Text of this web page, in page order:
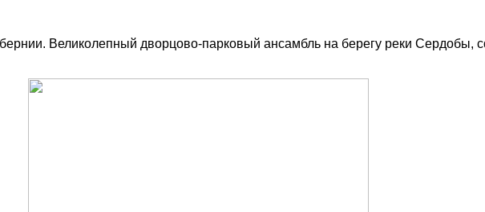
Великолепный дворцово-парковый ансамбль на берегу реки Сердобы,